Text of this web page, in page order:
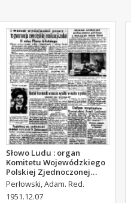
Słowo Ludu : organ
Komitetu Wojewódzkiego
Polskiej Zjednoczonej
Partii Robotniczej, 1951,
R.3, nr 316
Perłowski, Adam. Red.
1951.12.07